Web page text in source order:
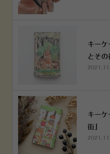
キーケ
とその
キーケ
街」